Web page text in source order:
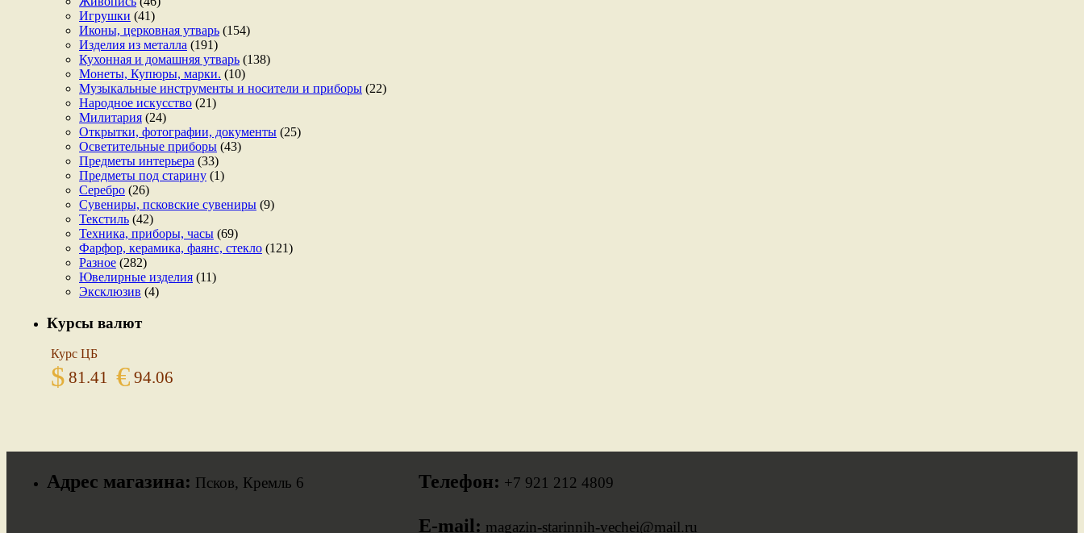
Игрушки (41)
Иконы, церковная утварь (154)
Изделия из металла (191)
Кухонная и домашняя утварь (138)
Монеты, Купюры, марки. (10)
Музыкальные инструменты и носители и приборы (22)
Народное искусство (21)
Милитария (24)
Открытки, фотографии, документы (25)
Осветительные приборы (43)
Предметы интерьера (33)
Предметы под старину (1)
Серебро (26)
Сувениры, псковские сувениры (9)
Текстиль (42)
Техника, приборы, часы (69)
Фарфор, керамика, фаянс, стекло (121)
Разное (282)
Ювелирные изделия (11)
Эксклюзив (4)
Курсы валют
Курс ЦБ
$ 81.41 € 94.06
Адрес магазина: Псков, Кремль 6 Телефон: +7 921 212 4809
E-mail: magazin-starinnih-vechei@mail.ru